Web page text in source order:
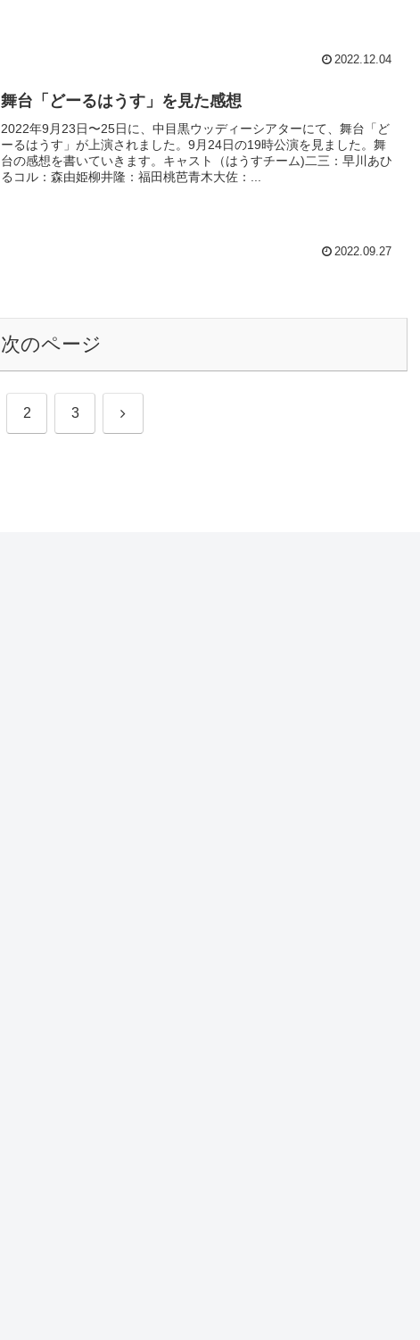
2022.12.04
舞台「どーるはうす」を見た感想
2022年9月23日〜25日に、中目黒ウッディーシアターにて、舞台「ど
ーるはうす」が上演されました。9月24日の19時公演を見ました。舞
台の感想を書いていきます。キャスト（はうすチーム)二三：早川あひ
るコル：森由姫柳井隆：福田桃芭青木大佐：...
2022.09.27
次のページ
2 3 次